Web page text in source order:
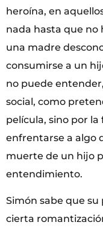
heroína, en
nada hasta que no
una madre
consumirse a un
no puede
social, como
película, sino por
enfrentarse a algo
muerte de un hijo
entendimiento.
Simón sabe que
cierta